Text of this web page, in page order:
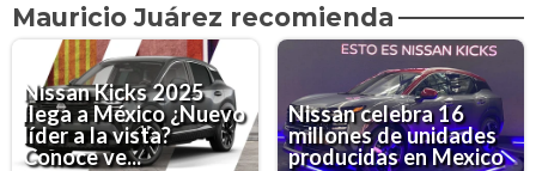
Mauricio Juárez recomienda
Nissan Kicks 2025
llega a México ¿Nuevo
líder a la vista?
Conoce ve...
Nissan celebra 16
millones de unidades
producidas en Mexico